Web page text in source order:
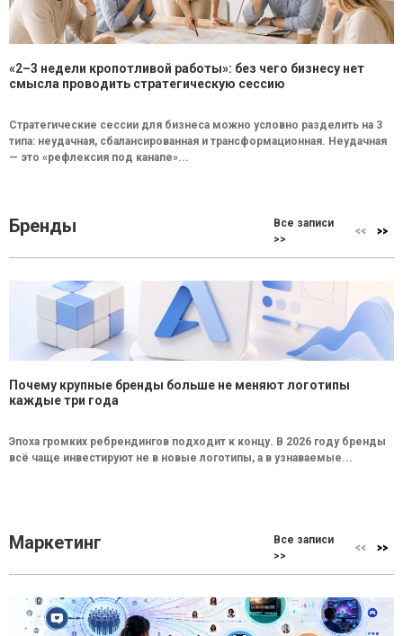
«2–3 недели кропотливой работы»: без чего бизнесу нет
смысла проводить стратегическую сессию
Стратегические сессии для бизнеса можно условно разделить на 3
типа: неудачная, сбалансированная и трансформационная. Неудачная
— это «рефлексия под канапе»...
Бренды
Все записи
>>
Почему крупные бренды больше не меняют логотипы
каждые три года
Эпоха громких ребрендингов подходит к концу. В 2026 году бренды
всё чаще инвестируют не в новые логотипы, а в узнаваемые...
Маркетинг
Все записи
>>